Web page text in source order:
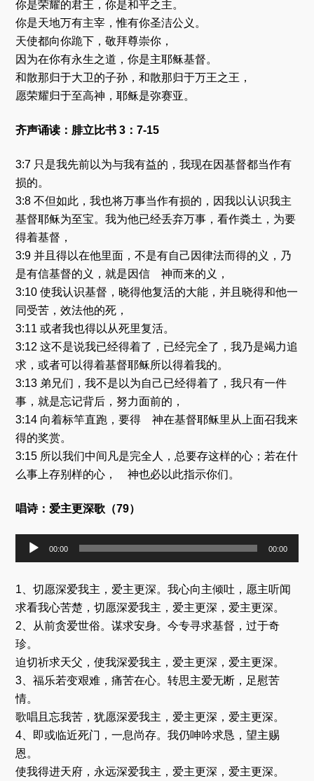
器
你是荣耀的君王，你是和平之主。
你是天地万有主宰，惟有你圣洁公义。
天使都向你跪下，敬拜尊崇你，
因为在你有永生之道，你是主耶稣基督。
和散那归于大卫的子孙，和散那归于万王之王，
愿荣耀归于至高神，耶稣是弥赛亚。
齐声诵读：腓立比书 3：7-15
3:7 只是我先前以为与我有益的，我现在因基督都当作有
损的。
3:8 不但如此，我也将万事当作有损的，因我以认识我主
基督耶稣为至宝。我为他已经丢弃万事，看作粪土，为要
得着基督，
3:9 并且得以在他里面，不是有自己因律法而得的义，乃
是有信基督的义，就是因信 神而来的义，
3:10 使我认识基督，晓得他复活的大能，并且晓得和他一
同受苦，效法他的死，
3:11 或者我也得以从死里复活。
3:12 这不是说我已经得着了，已经完全了，我乃是竭力追
求，或者可以得着基督耶稣所以得着我的。
3:13 弟兄们，我不是以为自己已经得着了，我只有一件
事，就是忘记背后，努力面前的，
3:14 向着标竿直跑，要得 神在基督耶稣里从上面召我来
得的奖赏。
3:15 所以我们中间凡是完全人，总要存这样的心；若在什
么事上存别样的心， 神也必以此指示你们。
唱诗：爱主更深歌（79）
放
器
00:00 00:00
1、切愿深爱我主，爱主更深。我心向主倾吐，愿主听闻
求看我心苦楚，切愿深爱我主，爱主更深，爱主更深。
2、从前贪爱世俗。谋求安身。今专寻求基督，过于奇
珍。
迫切祈求天父，使我深爱我主，爱主更深，爱主更深。
3、福乐若变艰难，痛苦在心。转思主爱无断，足慰苦
情。
歌唱且忘我苦，犹愿深爱我主，爱主更深，爱主更深。
4、即或临近死门，一息尚存。我仍呻吟求恳，望主赐
恩。
使我得进天府，永远深爱我主，爱主更深，爱主更深。